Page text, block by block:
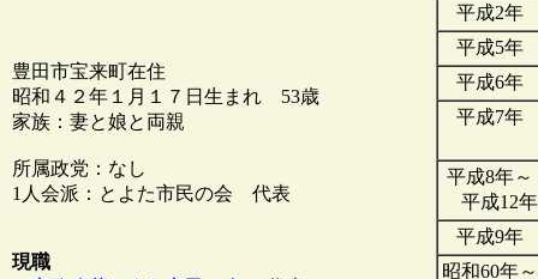
平成2年
平成5年
平成6年
平成7年
平成8年～
平成12年
平成9年
昭和60年～
豊田市宝来町在住
昭和４２年１月１７日生まれ 53歳
家族：妻と娘と両親
所属政党：なし
1人会派：とよた市民の会 代表
現職